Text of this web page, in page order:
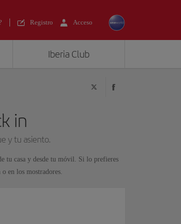
Registro Acceso
Iberia Club
in
y tu asiento.
tu casa y desde tu móvil. Si lo prefieres
en los mostradores.